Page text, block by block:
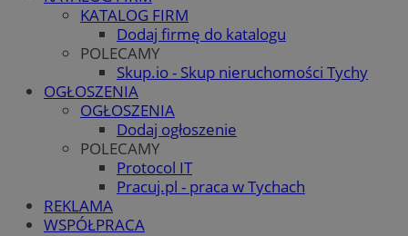
KATALOG FIRM
Dodaj firmę do katalogu
POLECAMY
Skup.io - Skup nieruchomości Tychy
OGŁOSZENIA
OGŁOSZENIA
Dodaj ogłoszenie
POLECAMY
Protocol IT
Pracuj.pl - praca w Tychach
REKLAMA
WSPÓŁPRACA